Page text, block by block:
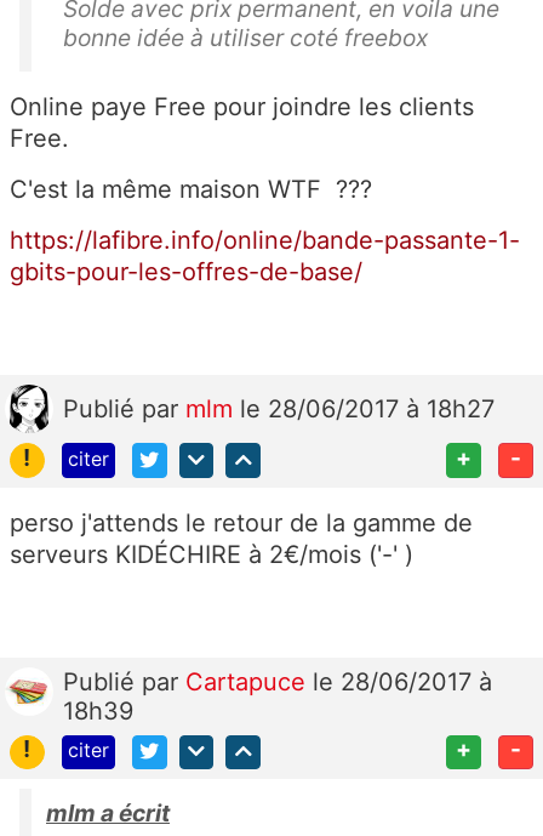
Solde avec prix permanent, en voila une
bonne idée à utiliser coté freebox
Online paye Free pour joindre les clients
Free.
C'est la même maison WTF ???
https://lafibre.info/online/bande-passante-1-
gbits-pour-les-offres-de-base/
Publié par mlm le 28/06/2017 à 18h27
!
citer + -
perso j'attends le retour de la gamme de
serveurs KIDÉCHIRE à 2€/mois ('-' )
Publié par Cartapuce le 28/06/2017 à
18h39
!
citer + -
mlm a écrit